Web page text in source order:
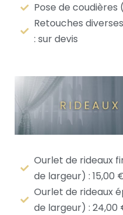
Pose de coudières
Retouches
: sur devis
Ourlet de rideaux
de largeur) : 15,00
Ourlet de rideaux
de largeur) : 24,00